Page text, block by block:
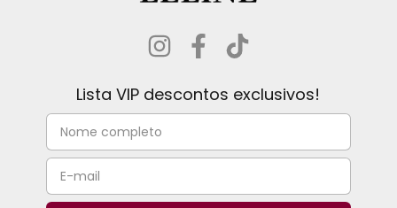
Lista VIP descontos exclusivos!